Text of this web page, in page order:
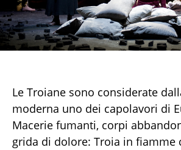
Le Troiane sono considerate
moderna uno dei capolavori di
Macerie fumanti, corpi
grida di dolore: Troia in fiamme